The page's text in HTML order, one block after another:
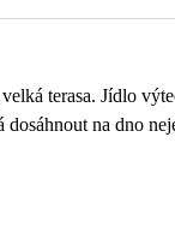
terasa. Jídlo
na dno